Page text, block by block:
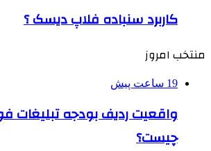
کاربرد سنباده فلاپ دیسک ؟
منتخب امروز
19 ساعت پیش
واقعیت ردیف بودجه تبلیغات
چیست؟